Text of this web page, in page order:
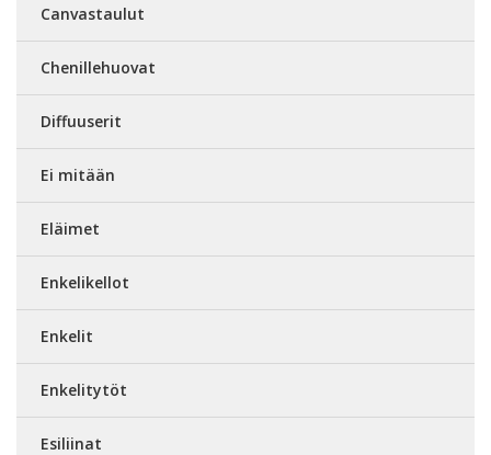
Canvastaulut
Chenillehuovat
Diffuuserit
Ei mitään
Eläimet
Enkelikellot
Enkelit
Enkelitytöt
Esiliinat